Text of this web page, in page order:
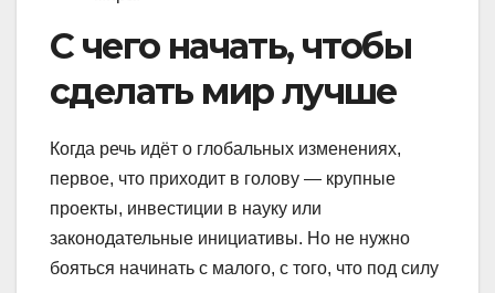
С чего начать, чтобы
сделать мир лучше
Когда речь идёт о глобальных изменениях,
первое, что приходит в голову — крупные
проекты, инвестиции в науку или
законодательные инициативы. Но не нужно
бояться начинать с малого, с того, что под силу